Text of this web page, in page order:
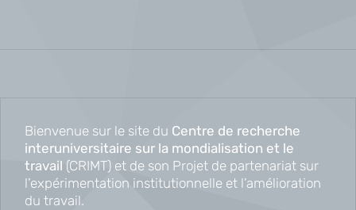
Bienvenue sur le site du Centre de recherche
interuniversitaire sur la mondialisation et le
travail (CRIMT) et de son Projet de partenariat sur
l’expérimentation institutionnelle et l’amélioration
du travail.